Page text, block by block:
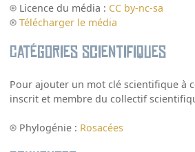
Licence du média : CC by-nc-sa
Télécharger le média
Catégories scientifiques
Pour ajouter un mot clé scientifique à
inscrit et membre du collectif
Phylogénie : Rosacées